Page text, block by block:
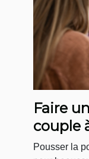
Faire
couple
Pousser la